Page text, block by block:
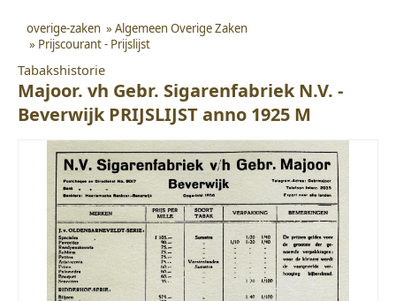
overige-zaken » Algemeen Overige Zaken
» Prijscourant - Prijslijst
Tabakshistorie
Majoor. vh Gebr. Sigarenfabriek N.V. -
Beverwijk PRIJSLIJST anno 1925 M